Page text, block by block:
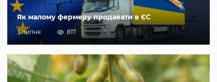
Як малому фермеру продавати в ЄС
3 липня 817